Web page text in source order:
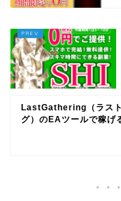
LastGathering（ラス
グ）のEAツールで稼げ